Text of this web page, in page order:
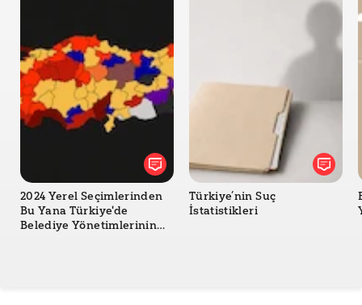
2024 Yerel Seçimlerinden
Bu Yana Türkiye'de
Belediye Yönetimlerinin
Türkiye’nin Suç
İstatistikleri